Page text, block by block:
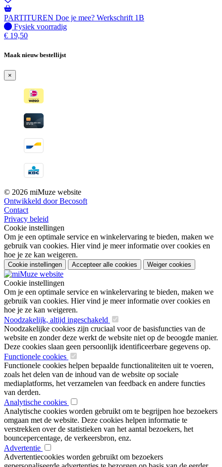
PARTITUREN Doe je mee? Werkschrift 1B
Fysiek voorradig
Fysiek voorradig
€ 19,50
Maak nieuw bestellijst
×
© 2026 miMuze website
Ontwikkeld door Becosoft
Contact
Privacy beleid
Cookie instellingen
Om je een optimale service en winkelervaring te bieden, maken we
gebruik van cookies. Hier vind je meer informatie over cookies en
hoe je ze kan weigeren.
Cookie instellingen Accepteer alle cookies Weiger cookies
Cookie instellingen
Om je een optimale service en winkelervaring te bieden, maken we
gebruik van cookies. Hier vind je meer informatie over cookies en
hoe je ze kan weigeren.
Noodzakelijk, altijd ingeschakeld
Noodzakelijke cookies zijn cruciaal voor de basisfuncties van de
website en zonder deze werkt de website niet op de beoogde manier.
Deze cookies slaan geen persoonlijk identificeerbare gegevens op.
Functionele cookies
Functionele cookies helpen bepaalde functionaliteiten uit te voeren,
zoals het delen van de inhoud van de website op sociale
mediaplatforms, het verzamelen van feedback en andere functies
van derden.
Analytische cookies
Analytische cookies worden gebruikt om te begrijpen hoe bezoekers
omgaan met de website. Deze cookies helpen informatie te
verstrekken over de statistieken van het aantal bezoekers, het
bouncepercentage, de verkeersbron, enz.
Advertentie
Advertentiecookies worden gebruikt om bezoekers